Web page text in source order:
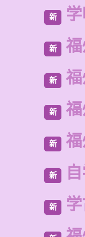
新
新
新
新
新
新
新